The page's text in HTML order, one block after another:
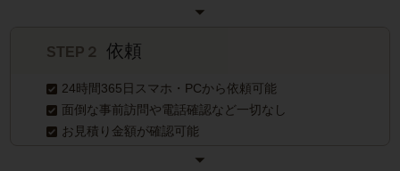
STEP２依頼
24時間365日スマホ・PCから依頼可能
面倒な事前訪問や電話確認など一切なし
お見積り金額が確認可能